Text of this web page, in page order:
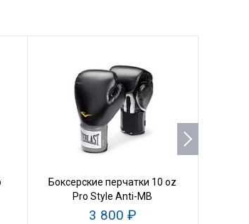
Боксерские перчатки 10 oz
Pro Style Anti-MB
3 800 ₽